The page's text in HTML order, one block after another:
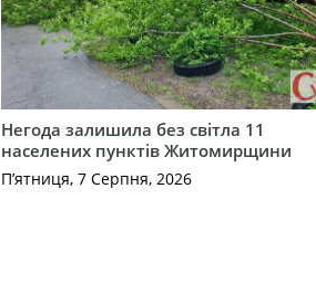
Негода залишила без світла 11
населених пунктів Житомирщини
П’ятниця, 7 Серпня, 2026